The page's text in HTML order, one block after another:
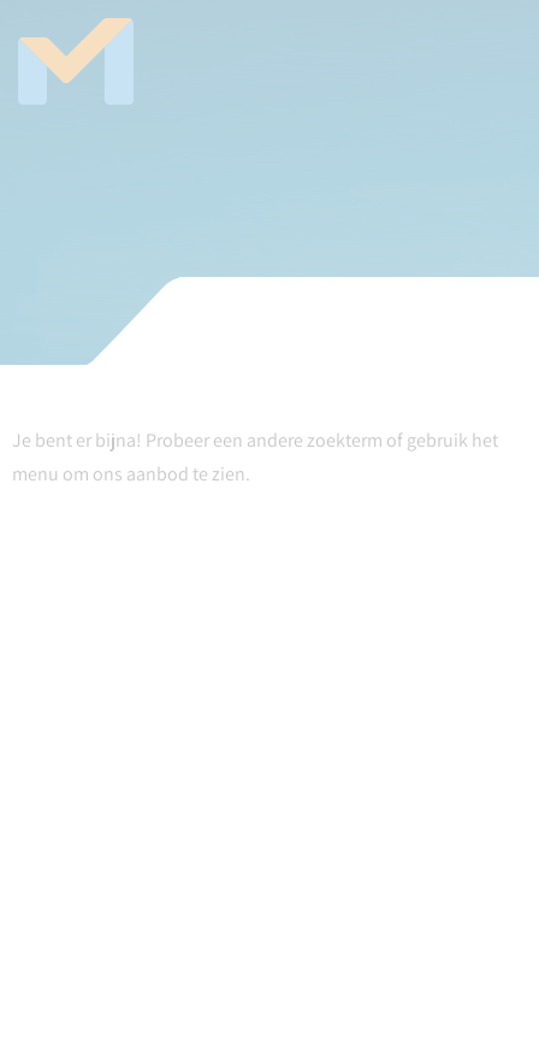
Je bent er bijna! Probeer een andere zoekterm of gebruik het
menu om ons aanbod te zien.